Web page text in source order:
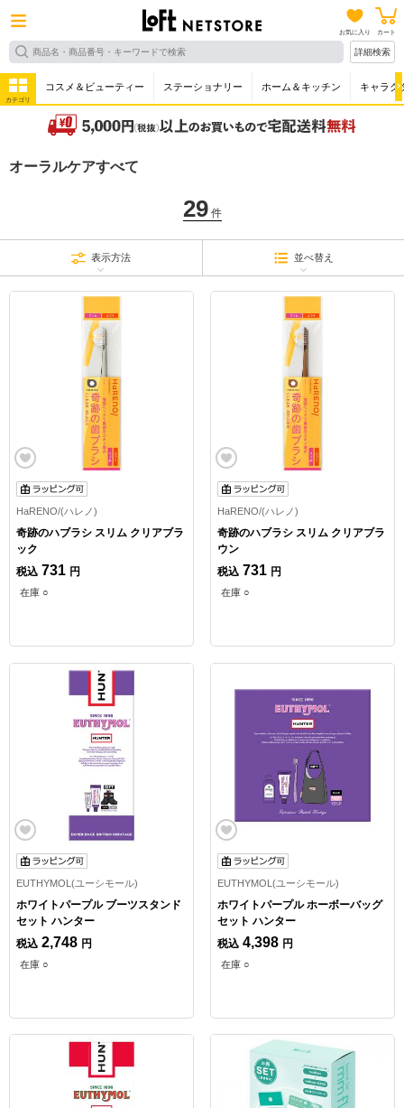
お気に入り カート
詳細検索
カテゴリ
コスメ＆ビューティー ステーショナリー ホーム＆キッチン キャラク
オーラルケアすべて
29件
表示方法 並べ替え
HaRENO/(ハレノ)
奇跡のハブラシ スリム クリアブラ
ック
税込 731 円
在庫 ○
HaRENO/(ハレノ)
奇跡のハブラシ スリム クリアブラ
ウン
税込 731 円
在庫 ○
EUTHYMOL(ユーシモール)
ホワイトパープル ブーツスタンド
セット ハンター
税込 2,748 円
在庫 ○
EUTHYMOL(ユーシモール)
ホワイトパープル ホーボーバッグ
セット ハンター
税込 4,398 円
在庫 ○